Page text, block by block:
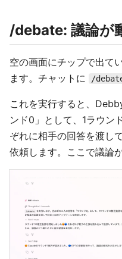
/debate: 議論が
空の画面にチップで出て
ます。チャットに
/
これを実行すると、
ンド0」として、1ラウン
ぞれに相手の回答を渡し
依頼します。ここで議論